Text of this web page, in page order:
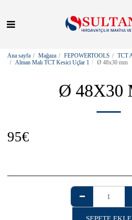
Ana sayfa Mağaza FEPOWERTOOLS
TCT
Alman Malı TCT Kesici Uçlar 1
Ø 48x30 mm
Ø 48X30
95€